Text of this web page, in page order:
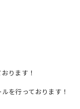
ります！
を行っております！